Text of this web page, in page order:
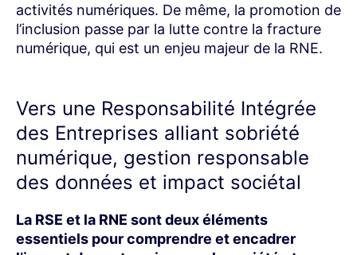
activités numériques. De même, la promotion de
l’inclusion passe par la lutte contre la fracture
numérique, qui est un enjeu majeur de la RNE.
Vers une Responsabilité Intégrée
des Entreprises alliant sobriété
numérique, gestion responsable
des données et impact sociétal
La RSE et la RNE sont deux éléments
essentiels pour comprendre et encadrer